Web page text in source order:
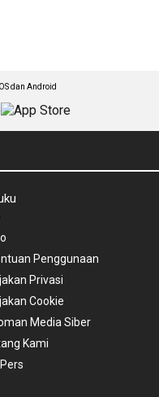
dan Android
Penggunaan
Privasi
Cookie
Media Siber
Kami